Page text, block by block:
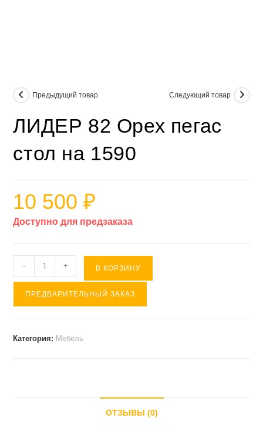
Предыдущий товар Следующий товар
ЛИДЕР 82 Орех пегас
стол на 1590
10 500₽
Доступно для предзаказа
Количество
товара
ЛИДЕР
- + В КОРЗИНУ
ПРЕДВАРИТЕЛЬНЫЙ ЗАКАЗ
Категория: Мебель
ОТЗЫВЫ (0)